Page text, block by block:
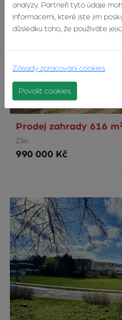
Prodej zahrady 616
Zlín
990 000 Kč
analýzy. Partneři tyto údaje
informacemi, které jste jim
důsledku toho, že používáte
Zásady zpracování cookies
Povolit cookies